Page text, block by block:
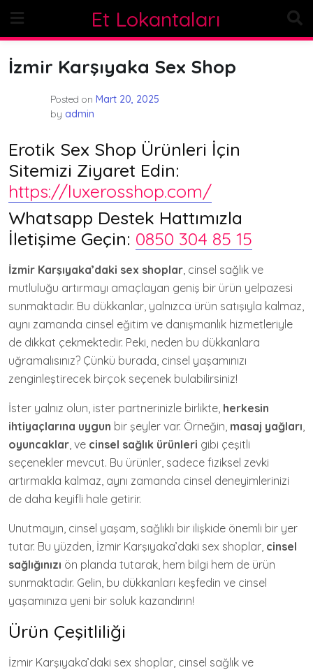
content
Et Lokantaları
İzmir Karşıyaka Sex Shop
Posted on Mart 20, 2025
by admin
Erotik Sex Shop Ürünleri İçin
Sitemizi Ziyaret Edin:
https://luxerosshop.com/
Whatsapp Destek Hattımızla
İletişime Geçin: 0850 304 85 15
İzmir Karşıyaka’daki sex shoplar, cinsel sağlık ve
mutluluğu artırmayı amaçlayan geniş bir ürün yelpazesi
sunmaktadır. Bu dükkanlar, yalnızca ürün satışıyla kalmaz,
aynı zamanda cinsel eğitim ve danışmanlık hizmetleriyle
de dikkat çekmektedir. Peki, neden bu dükkanlara
uğramalısınız? Çünkü burada, cinsel yaşamınızı
zenginleştirecek birçok seçenek bulabilirsiniz!
İster yalnız olun, ister partnerinizle birlikte, herkesin
ihtiyaçlarına uygun bir şeyler var. Örneğin, masaj yağları,
oyuncaklar, ve cinsel sağlık ürünleri gibi çeşitli
seçenekler mevcut. Bu ürünler, sadece fiziksel zevki
artırmakla kalmaz, aynı zamanda cinsel deneyimlerinizi
de daha keyifli hale getirir.
Unutmayın, cinsel yaşam, sağlıklı bir ilişkide önemli bir yer
tutar. Bu yüzden, İzmir Karşıyaka’daki sex shoplar, cinsel
sağlığınızı ön planda tutarak, hem bilgi hem de ürün
sunmaktadır. Gelin, bu dükkanları keşfedin ve cinsel
yaşamınıza yeni bir soluk kazandırın!
Ürün Çeşitliliği
İzmir Karşıyaka’daki sex shoplar, cinsel sağlık ve